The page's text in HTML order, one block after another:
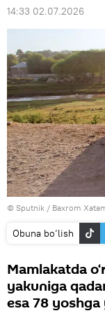
14:33 02.07.2026
© Sputnik / Baxrom
Obuna bo‘lish
Mamlakatda
yakuniga
esa 78